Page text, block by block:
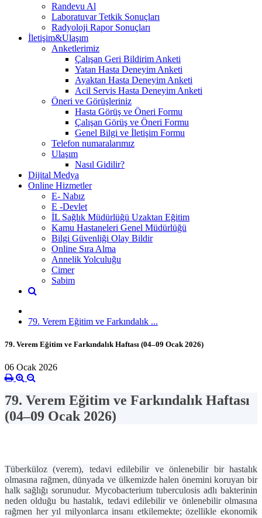
Randevu Al
Laboratuvar Tetkik Sonuçları
Radyoloji Rapor Sonuçları
İletişim&Ulaşım
Anketlerimiz
Çalışan Geri Bildirim Anketi
Yatan Hasta Deneyim Anketi
Ayaktan Hasta Deneyim Anketi
Acil Servis Hasta Deneyim Anketi
Öneri ve Görüşleriniz
Hasta Görüş ve Öneri Formu
Çalışan Görüş ve Öneri Formu
Genel Bilgi ve İletişim Formu
Telefon numaralarımız
Ulaşım
Nasıl Gidilir?
Dijital Medya
Online Hizmetler
E- Nabız
E -Devlet
İL Sağlık Müdürlüğü Uzaktan Eğitim
Kamu Hastaneleri Genel Müdürlüğü
Bilgi Güvenliği Olay Bildir
Online Sıra Alma
Annelik Yolculuğu
Cimer
Sabim
79. Verem Eğitim ve Farkındalık ...
79. Verem Eğitim ve Farkındalık Haftası (04–09 Ocak 2026)
06 Ocak 2026
79. Verem Eğitim ve Farkındalık Haftası
(04–09 Ocak 2026)
Tüberküloz (verem), tedavi edilebilir ve önlenebilir bir hastalık
olmasına rağmen, dünyada ve ülkemizde halen önemini koruyan bir
halk sağlığı sorunudur. Mycobacterium tuberculosis adlı bakterinin
neden olduğu bu hastalık, tedavi edilebilir ve önlenebilir olmasına
rağmen her yıl milyonlarca insanı etkilemekte; özellikle ekonomik